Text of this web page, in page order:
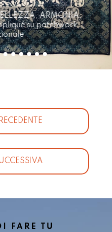
ARMONIA,
su patchwork
FARE TU